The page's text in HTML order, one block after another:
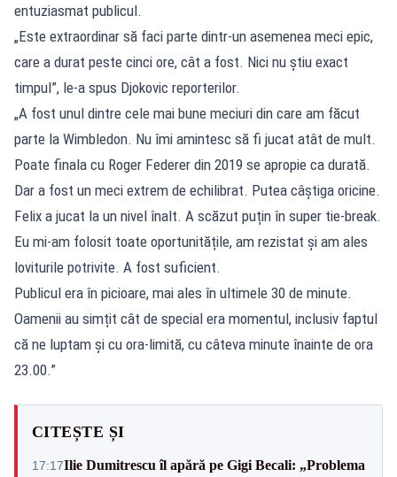
entuziasmat publicul.
„Este extraordinar să faci parte dintr-un asemenea meci epic,
care a durat peste cinci ore, cât a fost. Nici nu știu exact
timpul”, le-a spus Djokovic reporterilor.
„A fost unul dintre cele mai bune meciuri din care am făcut
parte la Wimbledon. Nu îmi amintesc să fi jucat atât de mult.
Poate finala cu Roger Federer din 2019 se apropie ca durată.
Dar a fost un meci extrem de echilibrat. Putea câștiga oricine.
Felix a jucat la un nivel înalt. A scăzut puțin în super tie-break.
Eu mi-am folosit toate oportunitățile, am rezistat și am ales
loviturile potrivite. A fost suficient.
Publicul era în picioare, mai ales în ultimele 30 de minute.
Oamenii au simțit cât de special era momentul, inclusiv faptul
că ne luptam și cu ora-limită, cu câteva minute înainte de ora
23.00.”
CITEȘTE ȘI
17:17Ilie Dumitrescu îl apără pe Gigi Becali: „Problema